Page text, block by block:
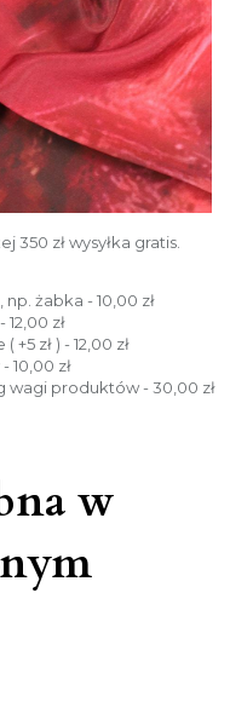
350 zł wysyłka gratis.
żabka - 10,00 zł
zł
zł ) - 12,00 zł
10,00 zł
wagi produktów - 30,00 zł
w